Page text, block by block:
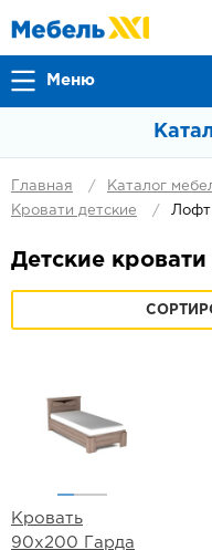
Меню
Главная Каталог
Кровати детские
Лофт
Детские
Кровать
90х200 Гарда